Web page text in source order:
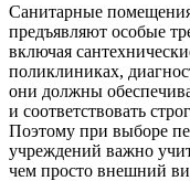
Санитарные
предъявляют особые
включая
поликлиниках,
они должны
и соответствовать
Поэтому при выборе
учреждений важно
чем просто внешний